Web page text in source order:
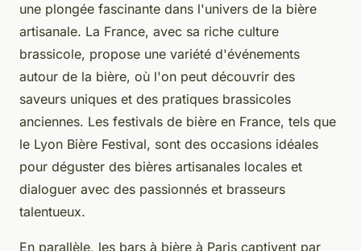
une plongée fascinante dans l'univers de la bière
artisanale. La France, avec sa riche culture
brassicole, propose une variété d'événements
autour de la bière, où l'on peut découvrir des
saveurs uniques et des pratiques brassicoles
anciennes. Les festivals de bière en France, tels que
le Lyon Bière Festival, sont des occasions idéales
pour déguster des bières artisanales locales et
dialoguer avec des passionnés et brasseurs
talentueux.
En parallèle, les bars à bière à Paris captivent par